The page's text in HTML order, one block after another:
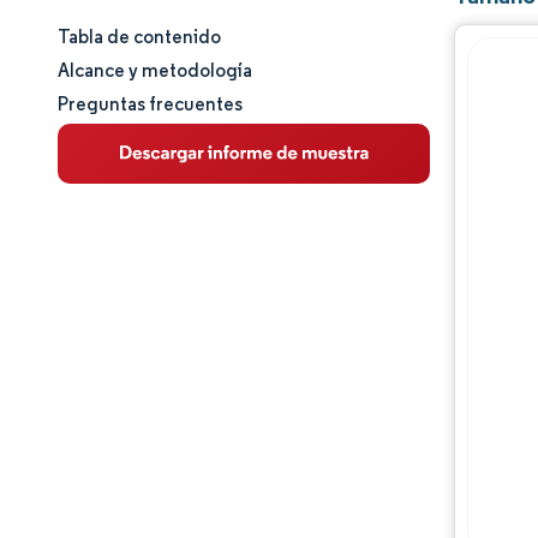
Tamaño y cuota de mercado
Análisis de mercado
Tendencias e ideas
Tabla de contenido
Alcance y metodología
Preguntas frecuentes